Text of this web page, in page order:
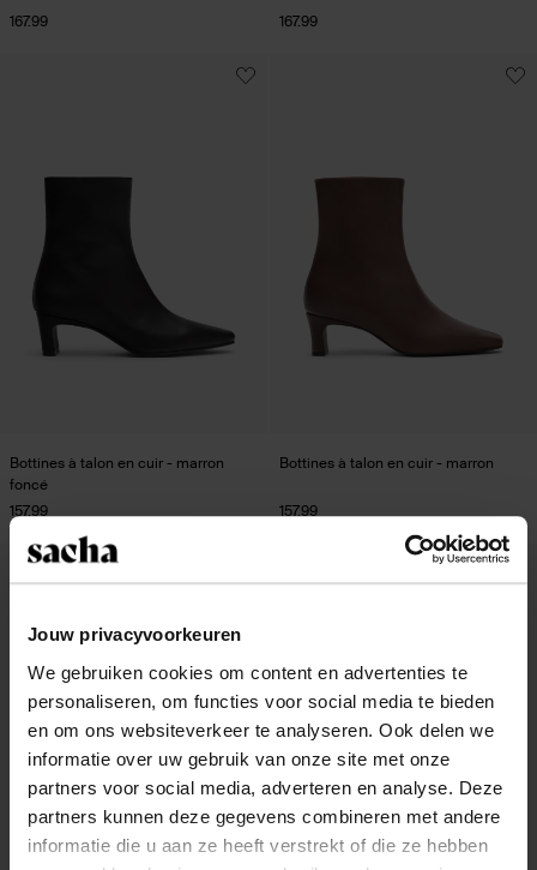
Jouw privacyvoorkeuren
We gebruiken cookies om content en advertenties te
personaliseren, om functies voor social media te bieden
en om ons websiteverkeer te analyseren. Ook delen we
informatie over uw gebruik van onze site met onze
partners voor social media, adverteren en analyse. Deze
partners kunnen deze gegevens combineren met andere
informatie die u aan ze heeft verstrekt of die ze hebben
167.99 167.99
Bottines à talon en cuir - marron
foncé
157.99
Bottines à talon en cuir - marron
157.99
new